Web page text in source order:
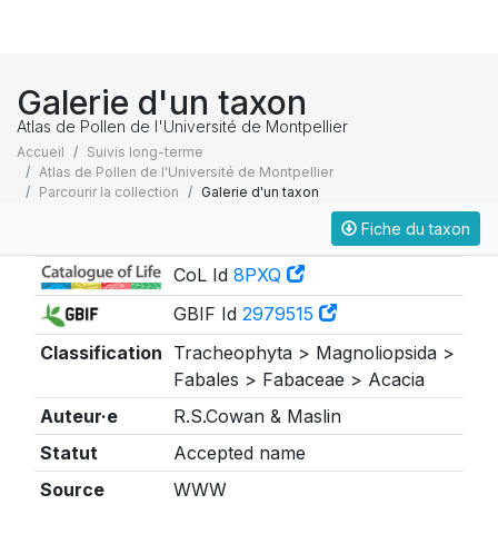
Galerie d'un taxon
Atlas de Pollen de l'Université de Montpellier
Accueil
Suivis long-terme
Atlas de Pollen de l'Université de Montpellier
Parcourir la collection
Galerie d'un taxon
Fiche du taxon
CoL Id 8PXQ
GBIF Id 2979515
Classification Tracheophyta > Magnoliopsida >
Fabales > Fabaceae > Acacia
Auteur·e
R.S.Cowan & Maslin
Statut
Accepted name
Source
WWW